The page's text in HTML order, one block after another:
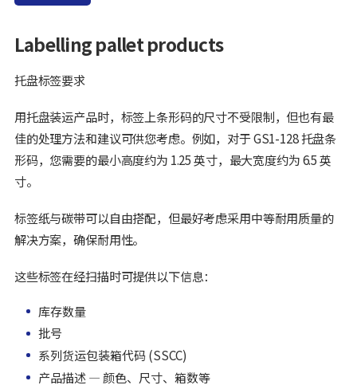
Labelling pallet products
托盘标签要求
用托盘装运产品时，标签上条形码的尺寸不受限制，但也有最
佳的处理方法和建议可供您考虑。例如，对于 GS1-128 托盘条
形码，您需要的最小高度约为 1.25 英寸，最大宽度约为 6.5 英
寸。
标签纸与碳带可以自由搭配，但最好考虑采用中等耐用质量的
解决方案，确保耐用性。
这些标签在经扫描时可提供以下信息：
库存数量
批号
系列货运包装箱代码 (SSCC)
产品描述 — 颜色、尺寸、箱数等